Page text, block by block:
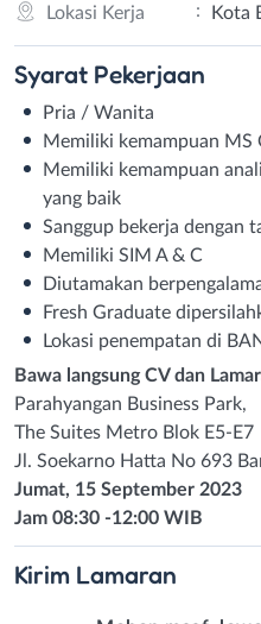
Lokasi Kerja
: Kota
Syarat Pekerjaan
Pria / Wanita
Memiliki kemampuan
Memiliki kemampuan
yang baik
Sanggup bekerja dengan
Memiliki SIM A & C
Diutamakan
Fresh Graduate
Lokasi penempatan di
Bawa langsung CV dan
Parahyangan Business Park,
The Suites Metro Blok E5-E7
Jl. Soekarno Hatta No 693
Jumat, 15 September 2023
Jam 08:30 -12:00 WIB
Kirim Lamaran